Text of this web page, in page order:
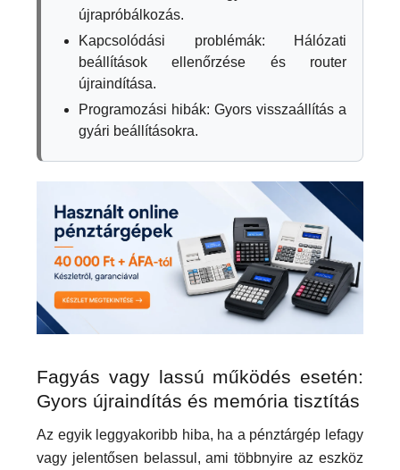
újrapróbálkozás.
Kapcsolódási problémák: Hálózati
beállítások ellenőrzése és router
újraindítása.
Programozási hibák: Gyors visszaállítás a
gyári beállításokra.
Fagyás vagy lassú működés esetén:
Gyors újraindítás és memória tisztítás
Az egyik leggyakoribb hiba, ha a pénztárgép lefagy
vagy jelentősen belassul, ami többnyire az eszköz